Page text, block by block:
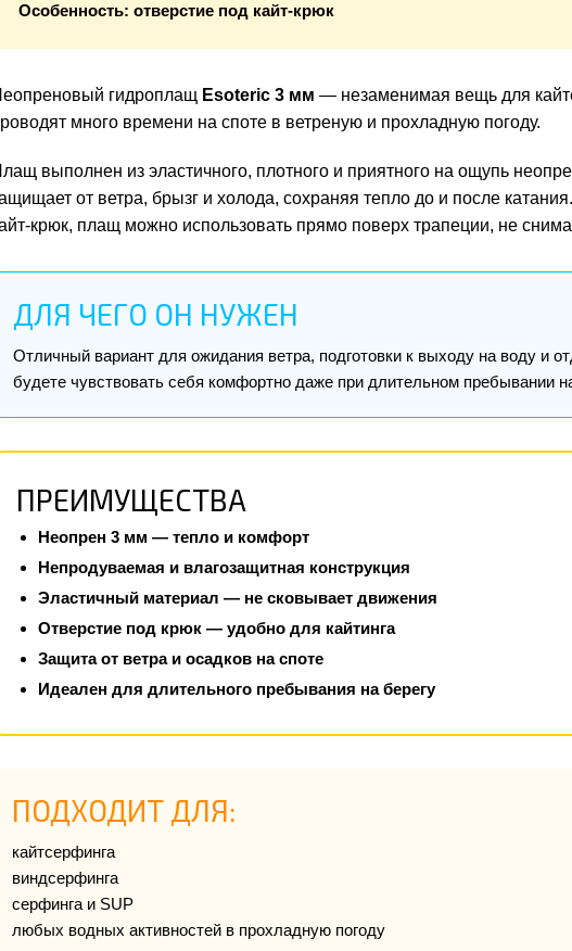
Особенность: отверстие под кайт-крюк
гидроплащ Esoteric 3 мм — незаменимая вещь для
много времени на споте в ветреную и прохладную погоду.
выполнен из эластичного, плотного и приятного на ощупь
от ветра, брызг и холода, сохраняя тепло до и после
крюк, плащ можно использовать прямо поверх трапеции, не
ДЛЯ ЧЕГО ОН НУЖЕН
Отличный вариант для ожидания ветра, подготовки к выходу на воду и
будете чувствовать себя комфортно даже при длительном пребывании
ПРЕИМУЩЕСТВА
Неопрен 3 мм — тепло и комфорт
Непродуваемая и влагозащитная конструкция
Эластичный материал — не сковывает движения
Отверстие под крюк — удобно для кайтинга
Защита от ветра и осадков на споте
Идеален для длительного пребывания на берегу
ПОДХОДИТ ДЛЯ:
кайтсерфинга
виндсерфинга
серфинга и SUP
любых водных активностей в прохладную погоду